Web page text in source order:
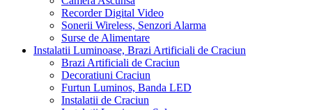
Recorder Digital Video
Sonerii Wireless, Senzori Alarma
Surse de Alimentare
Instalatii Luminoase, Brazi Artificiali de Craciun
Brazi Artificiali de Craciun
Decoratiuni Craciun
Furtun Luminos, Banda LED
Instalatii de Craciun